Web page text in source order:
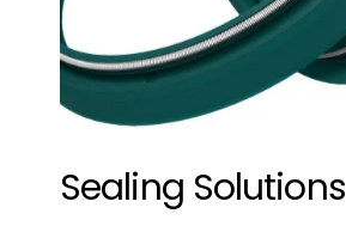
Sealing Solutions